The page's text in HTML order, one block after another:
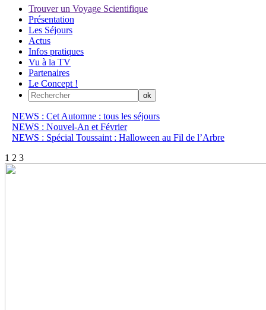
Trouver un Voyage Scientifique
Présentation
Les Séjours
Actus
Infos pratiques
Vu à la TV
Partenaires
Le Concept !
NEWS : Cet Automne : tous les séjours
NEWS : Nouvel-An et Février
NEWS : Spécial Toussaint : Halloween au Fil de l’Arbre
1 2 3